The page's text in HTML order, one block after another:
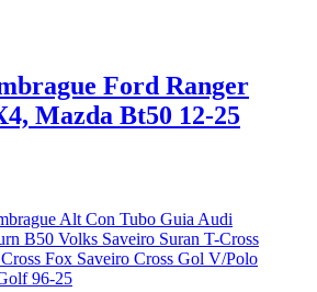
Ford Ranger
Mazda Bt50 12-25